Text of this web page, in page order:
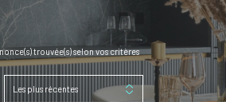
trouvée(s) selon vos critères
Les plus récentes